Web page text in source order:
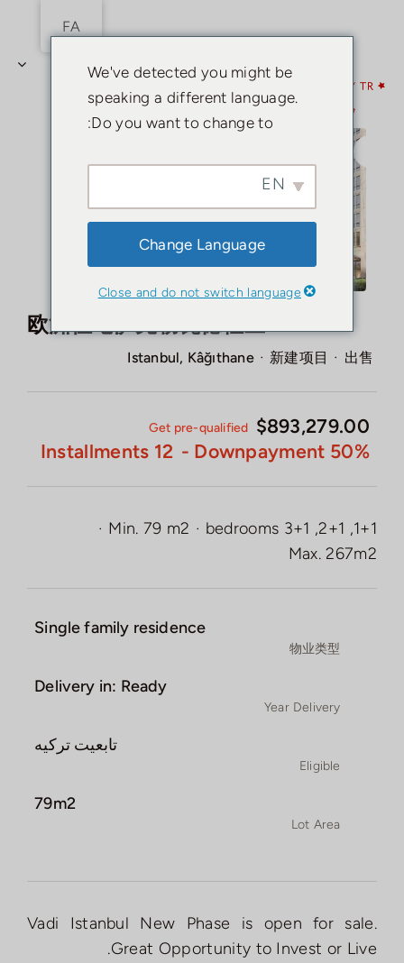
ناوبری
تغییر
دهید
购买
欧洲住宅萨克勒瓦德社区
出售
·
新建项目
·
Istanbul, Kâğıthane
$893,279.00
Get pre-qualified
50% Downpayment -
12 Installments
1+1, 2+1, 3+1 bedrooms
·
Min. 79 m2
·
Max. 267m2
Single family residence
物业类型
Delivery in: Ready
Year Delivery
تابعیت ترکیه
Eligible
79m2
Lot Area
Vadi Istanbul New Phase is open for sale.
Great Opportunity to Invest or Live.
FA
We've detected you might be
speaking a different language.
Do you want to change to:
EN
Change Language
Close and do not switch language